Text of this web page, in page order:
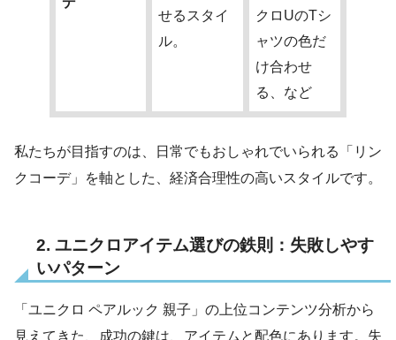
せるスタイ
ル。
クロUのTシ
ャツの色だ
け合わせ
る、など
私たちが目指すのは、日常でもおしゃれでいられる「リン
クコーデ」を軸とした、経済合理性の高いスタイルです。
2. ユニクロアイテム選びの鉄則：失敗しやす
いパターン
「ユニクロ ペアルック 親子」の上位コンテンツ分析から
見えてきた、成功の鍵は、アイテムと配色にあります。失